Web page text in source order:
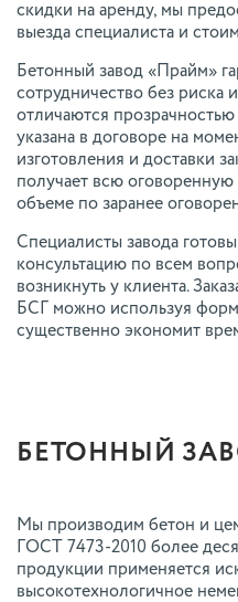
скидки на аренду, мы
выезда специалиста и
Бетонный завод «Прайм»
сотрудничество без риска
отличаются
указана в договоре на
изготовления и доставки
получает всю
объеме по заранее
Специалисты завода
консультацию по всем
возникнуть у клиента.
БСГ можно используя
существенно экономит
БЕТОННЫЙ
Мы производим бетон и
ГОСТ 7473-2010 более
продукции применяется
высокотехнологичное